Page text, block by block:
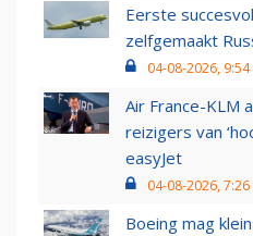
Eerste
zelfgemaakt
04-08-2026, 9:54
Air France-KLM
reizigers van
easyJet
04-08-2026, 7:26
Boeing mag